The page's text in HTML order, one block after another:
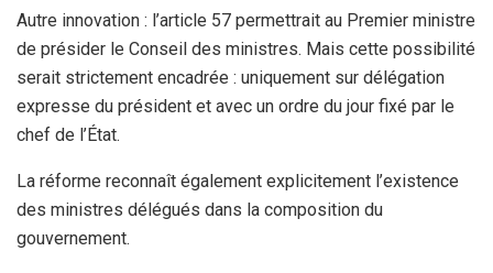
Autre innovation : l’article 57 permettrait au Premier ministre
de présider le Conseil des ministres. Mais cette possibilité
serait strictement encadrée : uniquement sur délégation
expresse du président et avec un ordre du jour fixé par le
chef de l’État.
La réforme reconnaît également explicitement l’existence
des ministres délégués dans la composition du
gouvernement.